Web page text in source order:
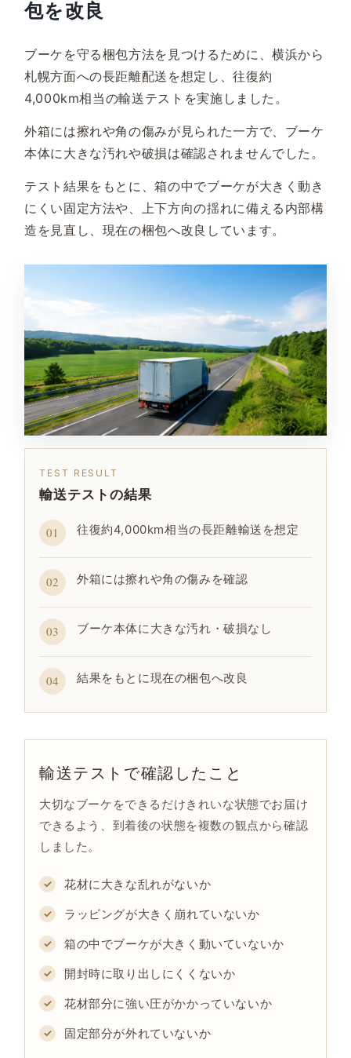
包を改良
ブーケを守る梱包方法を見つけるために、横浜から
札幌方面への長距離配送を想定し、往復約
4,000km相当の輸送テストを実施しました。
外箱には擦れや角の傷みが見られた一方で、ブーケ
本体に大きな汚れや破損は確認されませんでした。
テスト結果をもとに、箱の中でブーケが大きく動き
にくい固定方法や、上下方向の揺れに備える内部構
造を見直し、現在の梱包へ改良しています。
TEST RESULT
輸送テストの結果
01 往復約4,000km相当の長距離輸送を想定
02 外箱には擦れや角の傷みを確認
03 ブーケ本体に大きな汚れ・破損なし
04 結果をもとに現在の梱包へ改良
輸送テストで確認したこと
大切なブーケをできるだけきれいな状態でお届け
できるよう、到着後の状態を複数の観点から確認
しました。
花材に大きな乱れがないか
ラッピングが大きく崩れていないか
箱の中でブーケが大きく動いていないか
開封時に取り出しにくくないか
花材部分に強い圧がかかっていないか
固定部分が外れていないか